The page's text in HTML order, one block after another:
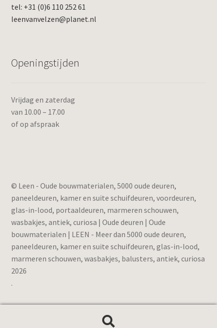
tel: +31 (0)6 110 252 61
leenvanvelzen@planet.nl
Openingstijden
Vrijdag en zaterdag
van 10.00 – 17.00
of op afspraak
© Leen - Oude bouwmaterialen, 5000 oude deuren,
paneeldeuren, kamer en suite schuifdeuren, voordeuren,
glas-in-lood, portaaldeuren, marmeren schouwen,
wasbakjes, antiek, curiosa | Oude deuren | Oude
bouwmaterialen | LEEN - Meer dan 5000 oude deuren,
paneeldeuren, kamer en suite schuifdeuren, glas-in-lood,
marmeren schouwen, wasbakjes, balusters, antiek, curiosa
2026
.